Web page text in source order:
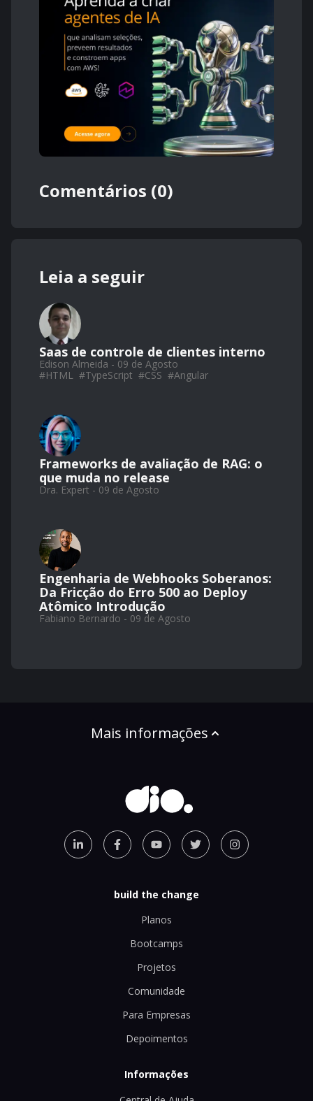
Comentários (0)
Leia a seguir
Saas de controle de clientes interno
Edison Almeida - 09 de Agosto
#HTML #TypeScript #CSS #Angular
Frameworks de avaliação de RAG: o
que muda no release
Dra. Expert - 09 de Agosto
Engenharia de Webhooks Soberanos:
Da Fricção do Erro 500 ao Deploy
Atômico Introdução
Fabiano Bernardo - 09 de Agosto
Mais informações
build the change
Planos
Bootcamps
Projetos
Comunidade
Para Empresas
Depoimentos
Informações